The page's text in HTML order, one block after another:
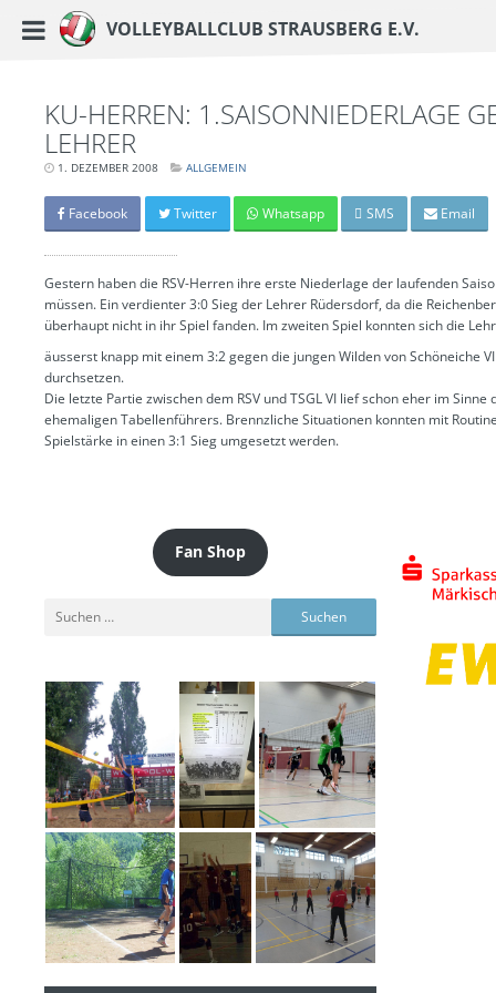
https://www.vc-strausberg.de/wp-content/themes/siehste/images/
Zum
Volleyballclub Strausberg e.V.
Haupt-Menü
KU-HERREN: 1.SAISONNIEDERLAGE
LEHRER
1. DEZEMBER 2008LETZTE
15.
MÄRZ
2024
-
UHR
ALLGEMEIN
Facebook Twitter Whatsapp SMS Email
Gestern haben die RSV-Herren ihre erste Niederlage der laufenden
müssen. Ein verdienter 3:0 Sieg der Lehrer Rüdersdorf, da die
überhaupt nicht in ihr Spiel fanden. Im zweiten Spiel konnten sich die
äusserst knapp mit einem 3:2 gegen die jungen Wilden von Schöneiche VI
durchsetzen.
Die letzte Partie zwischen dem RSV und TSGL VI lief schon eher im Sinne
ehemaligen Tabellenführers. Brennzliche Situationen konnten mit
Spielstärke in einen 3:1 Sieg umgesetzt werden.
Fan Shop
Suchen